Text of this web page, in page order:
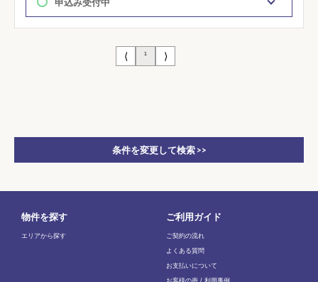
⟨ 1 ⟩
条件を変更して検索 >>
物件を探す
エリアから探す
ご利用ガイド
ご契約の流れ
よくある質問
お支払いについて